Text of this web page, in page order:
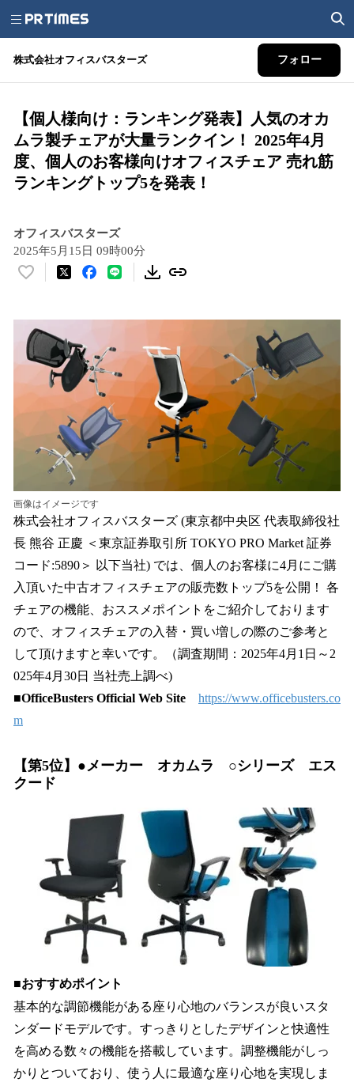
株式会社オフィスバスターズ フォロー
【個人様向け：ランキング発表】人気のオカ
ムラ製チェアが大量ランクイン！ 2025年4月
度、個人のお客様向けオフィスチェア 売れ筋
ランキングトップ5を発表！
オフィスバスターズ
2025年5月15日 09時00分
い
！
数
を
み
込
中
画像はイメージです
株式会社オフィスバスターズ (東京都中央区 代表取締役社
⻑ 熊⾕ 正慶 ＜東京証券取引所 TOKYO PRO Market 証券
コード:5890＞ 以下当社) では、個人のお客様に4月にご購
⼊頂いた中古オフィスチェアの販売数トップ5を公開！ 各
チェアの機能、おススメポイントをご紹介しております
ので、オフィスチェアの入替・買い増しの際のご参考と
して頂けますと幸いです。（調査期間：2025年4月1日～2
025年4月30日 当社売上調べ)
■OfficeBusters Official Web Site
https://www.officebusters.co
m
【第5位】●メーカー オカムラ ○シリーズ エス
クード
■おすすめポイント
基本的な調節機能がある座り心地のバランスが良いスタ
ンダードモデルです。すっきりとしたデザインと快適性
を高める数々の機能を搭載しています。調整機能がしっ
かりとついており、使う人に最適な座り心地を実現しま